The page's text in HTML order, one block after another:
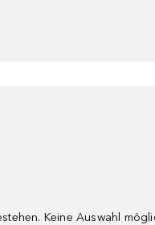
Keine Auswahl